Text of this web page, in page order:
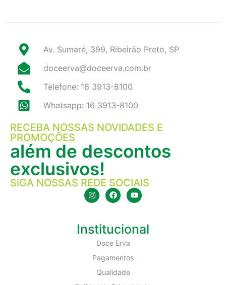
Av. Sumaré, 399, Ribeirão Preto, SP
doceerva@doceerva.com.br
Telefone: 16 3913-8100
Whatsapp: 16 3913-8100
RECEBA NOSSAS NOVIDADES E
PROMOÇÕES
além de descontos
exclusivos!
SiGA NOSSAS REDE SOCIAIS
Institucional
Doce Erva
Pagamentos
Qualidade